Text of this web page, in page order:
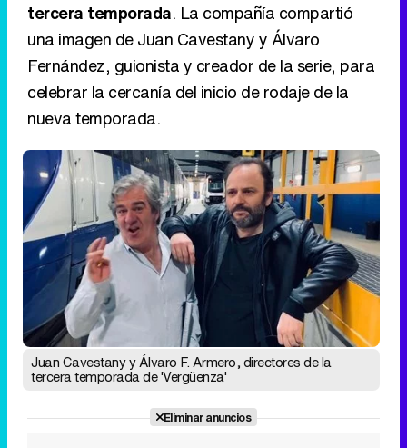
tercera temporada. La compañía compartió
una imagen de Juan Cavestany y Álvaro
Fernández, guionista y creador de la serie, para
celebrar la cercanía del inicio de rodaje de la
nueva temporada.
Juan Cavestany y Álvaro F. Armero, directores de la
tercera temporada de 'Vergüenza'
Eliminar anuncios